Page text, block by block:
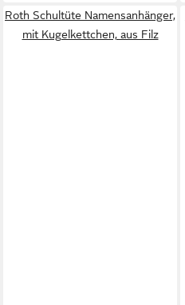
Roth Schultüte Namensanhänger,
mit Kugelkettchen, aus Filz